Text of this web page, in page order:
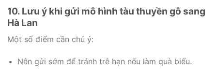
10. Lưu ý khi gửi mô hình tàu thuyền gỗ sang
Hà Lan
Một số điểm cần chú ý:
Nên gửi sớm để tránh trễ hạn nếu làm quà biếu.